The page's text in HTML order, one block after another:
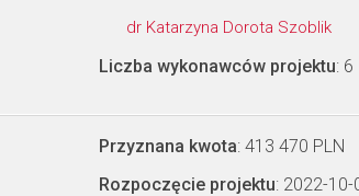
dr Katarzyna Dorota Szoblik
Liczba wykonawców projektu: 6
Przyznana kwota: 413 470 PLN
Rozpoczęcie projektu: 2022-10-